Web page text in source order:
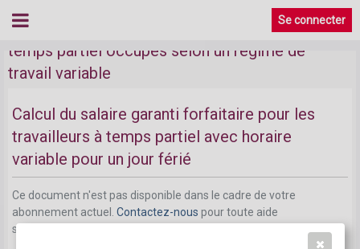
Se connecter
Rémunération forfaitaire pour travailleurs à
temps partiel occupés selon un régime de
travail variable
Calcul du salaire garanti forfaitaire pour les
travailleurs à temps partiel avec horaire
variable pour un jour férié
Ce document n'est pas disponible dans le cadre de votre
abonnement actuel. Contactez-nous pour toute aide
supplémentaire.